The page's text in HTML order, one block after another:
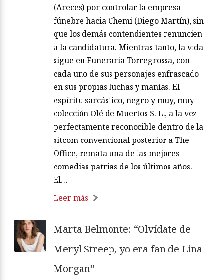
(Areces) por controlar la empresa
fúnebre hacia Chemi (Diego Martín), sin
que los demás contendientes renuncien
a la candidatura. Mientras tanto, la vida
sigue en Funeraria Torregrossa, con
cada uno de sus personajes enfrascado
en sus propias luchas y manías. El
espíritu sarcástico, negro y muy, muy
colección Olé de Muertos S. L., a la vez
perfectamente reconocible dentro de la
sitcom convencional posterior a The
Office, remata una de las mejores
comedias patrias de los últimos años.
El…
Leer más
Marta Belmonte: “Olvídate de
Meryl Streep, yo era fan de Lina
Morgan”